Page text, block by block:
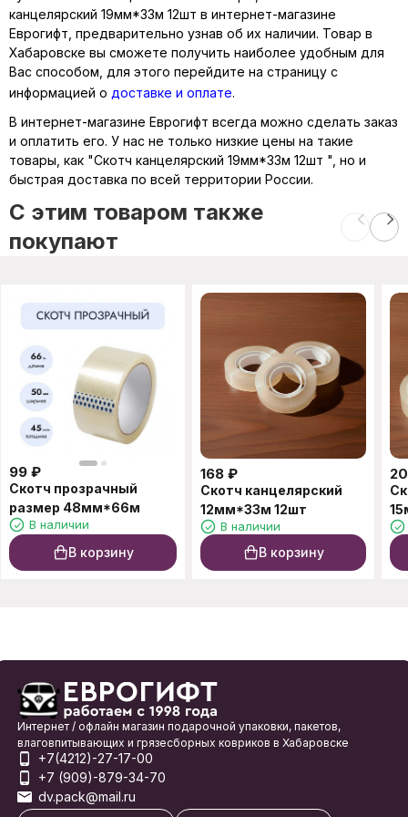
канцелярский 19мм*33м 12шт в интернет-магазине
Еврогифт, предварительно узнав об их наличии. Товар в
Хабаровске вы сможете получить наиболее удобным для
Вас способом, для этого перейдите на страницу с
информацией о доставке и оплате.
В интернет-магазине Еврогифт всегда можно сделать заказ
и оплатить его. У нас не только низкие цены на такие
товары, как "Скотч канцелярский 19мм*33м 12шт ", но и
быстрая доставка по всей территории России.
C этим товаром также
покупают
99 ₽
Скотч прозрачный
размер 48мм*66м
В наличии
В корзину
168 ₽
Скотч канцелярский
12мм*33м 12шт
В наличии
В корзину
Интернет / офлайн магазин подарочной упаковки, пакетов,
влаговпитывающих и грязесборных ковриков в Хабаровске
+7(4212)-27-17-00
+7 (909)-879-34-70
dv.pack@mail.ru